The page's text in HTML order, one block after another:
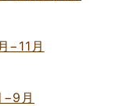
−11月
−9月